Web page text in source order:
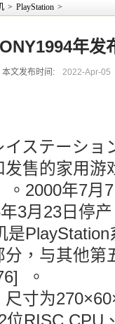
> PlayStation >
年发
本文发布时间: 2022-Apr-05
ステーショ
售的家用游
2000年7月
3月23日停
，与其他第
。
寸为